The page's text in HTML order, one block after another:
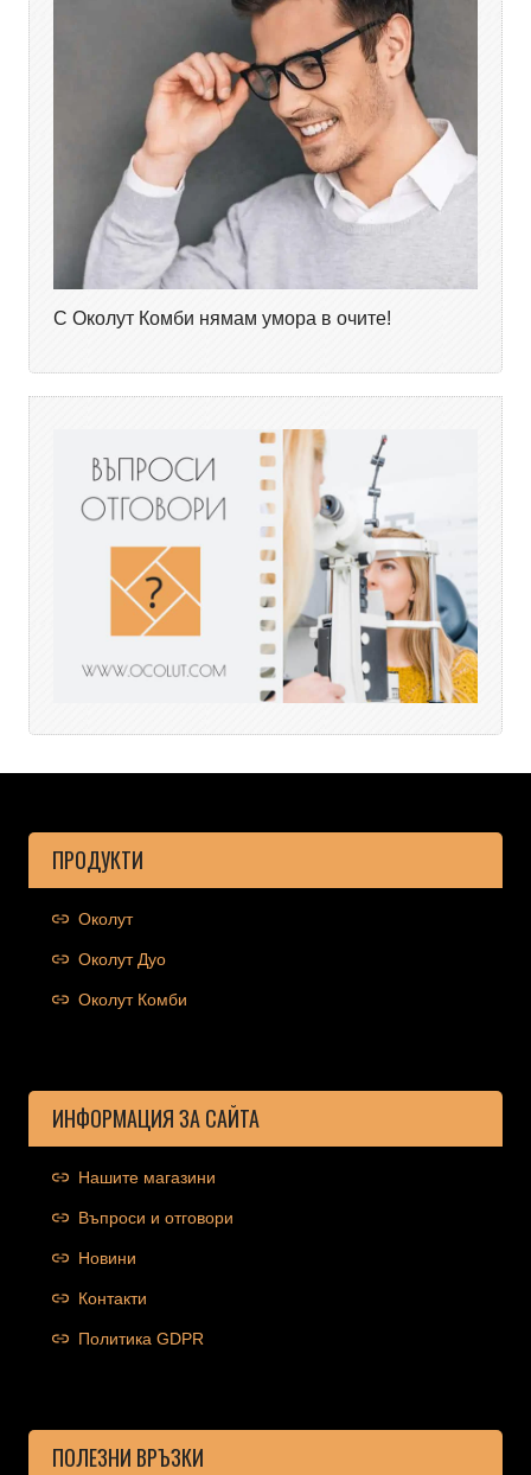
С Околут Комби нямам умора в очите!
ПРОДУКТИ
Околут
Околут Дуо
Околут Комби
ИНФОРМАЦИЯ ЗА САЙТА
Нашите магазини
Въпроси и отговори
Новини
Контакти
Политика GDPR
ПОЛЕЗНИ ВРЪЗКИ